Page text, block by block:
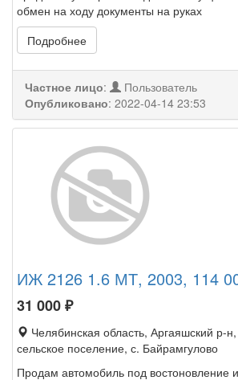
обмен на ходу документы на руках
Подробнее
Частное лицо:
Пользователь
Опубликовано: 2022-04-14 23:53
ИЖ 2126 1.6 МТ, 2003, 114
31 000₽
Челябинская область, Аргаяшский р-
сельское поселение, с. Байрамгулово
Продам автомобиль под востоновление